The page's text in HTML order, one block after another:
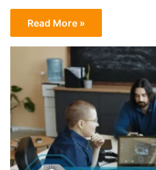
Read More »